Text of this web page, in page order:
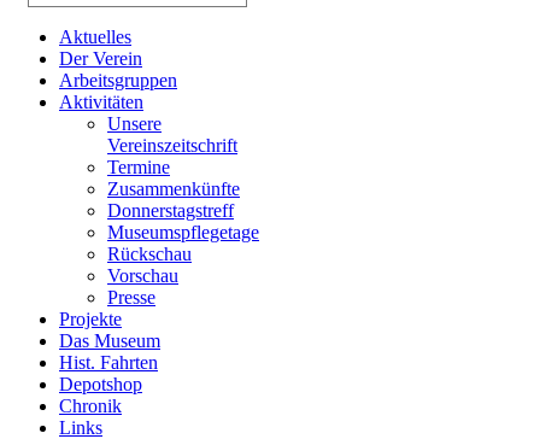
Aktuelles
Der Verein
Arbeitsgruppen
Aktivitäten
Unsere
Vereinszeitschrift
Termine
Zusammenkünfte
Donnerstagstreff
Museumspflegetage
Rückschau
Vorschau
Presse
Projekte
Das Museum
Hist. Fahrten
Depotshop
Chronik
Links